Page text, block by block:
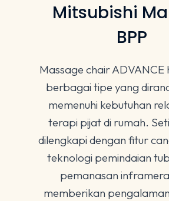
Mitsubishi
BPP
Massage chair ADVANCE
berbagai tipe yang
memenuhi kebutuhan
terapi pijat di rumah.
dilengkapi dengan fitur
teknologi pemindaian
pemanasan
memberikan